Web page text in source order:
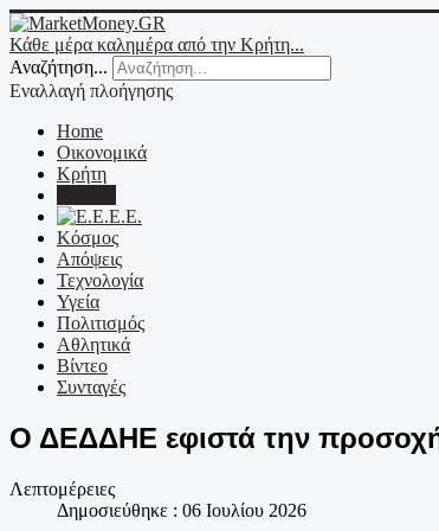
Κάθε μέρα καλημέρα από την Κρήτη...
Αναζήτηση...
Εναλλαγή πλοήγησης
Home
Οικονομικά
Κρήτη
Ε.Ε.
Κόσμος
Απόψεις
Τεχνολογία
Υγεία
Πολιτισμός
Αθλητικά
Βίντεο
Συνταγές
Ο ΔΕΔΔΗΕ εφιστά την
Λεπτομέρειες
Δημοσιεύθηκε : 06 Ιουλίου 2026